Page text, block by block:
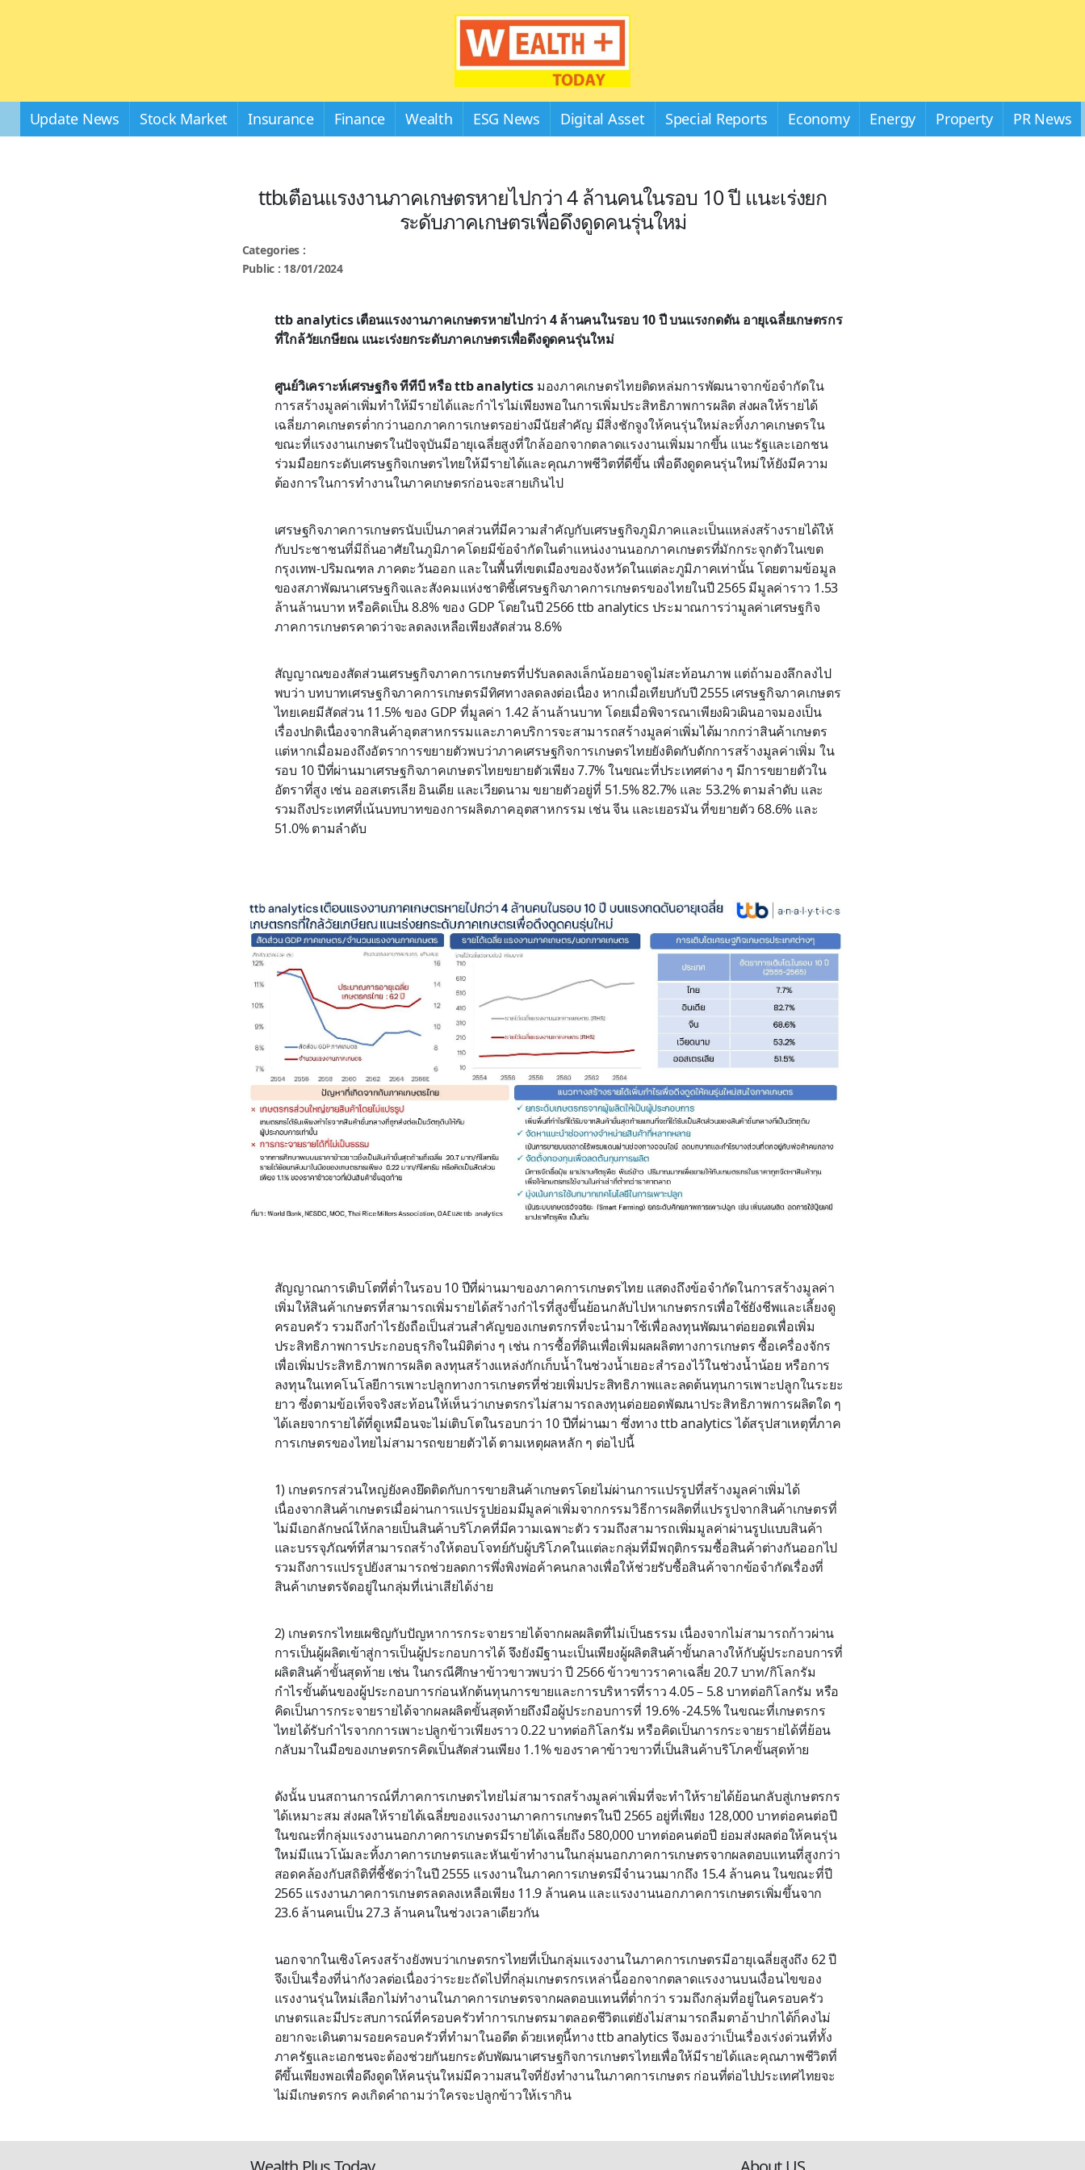
Update News Stock Market Insurance Finance Wealth ESG News Digital Asset Special Reports Economy Energy Property PR News
ttbเตือนแรงงานภาคเกษตรหายไปกว่า 4 ล้านคนในรอบ 10 ปี แนะเร่งยก
ระดับภาคเกษตรเพื่อดึงดูดคนรุ่นใหม่
Categories :
Public : 18/01/2024
ttb analytics เตือนแรงงานภาคเกษตรหายไปกว่า 4 ล้านคนในรอบ 10 ปี บนแรงกดดันอายุเฉลี่ยเกษตรกร
ที่ใกล้วัยเกษียณ แนะเร่งยกระดับภาคเกษตรเพื่อดึงดูดคนรุ่นใหม่
ศูนย์วิเคราะห์เศรษฐกิจ ทีทีบี หรือ ttb analytics มองภาคเกษตรไทยติดหล่มการพัฒนาจากข้อจำกัดใน
การสร้างมูลค่าเพิ่มทำให้มีรายได้และกำไรไม่เพียงพอในการเพิ่มประสิทธิภาพการผลิต ส่งผลให้รายได้
เฉลี่ยภาคเกษตรต่ำกว่านอกภาคการเกษตรอย่างมีนัยสำคัญ มีสิ่งชักจูงให้คนรุ่นใหม่ละทิ้งภาคเกษตรใน
ขณะที่แรงงานเกษตรในปัจจุบันมีอายุเฉลี่ยสูงที่ใกล้ออกจากตลาดแรงงานเพิ่มมากขึ้น แนะรัฐและเอกชน
ร่วมมือยกระดับเศรษฐกิจเกษตรไทยให้มีรายได้และคุณภาพชีวิตที่ดีขึ้น เพื่อดึงดูดคนรุ่นใหม่ให้ยังมีความ
ต้องการในการทำงานในภาคเกษตรก่อนจะสายเกินไป
เศรษฐกิจภาคการเกษตรนับเป็นภาคส่วนที่มีความสำคัญกับเศรษฐกิจภูมิภาคและเป็นแหล่งสร้างรายได้ให้
กับประชาชนที่มีถิ่นอาศัยในภูมิภาคโดยมีข้อจำกัดในตำแหน่งงานนอกภาคเกษตรที่มักกระจุกตัวในเขต
กรุงเทพ-ปริมณฑล ภาคตะวันออก และในพื้นที่เขตเมืองของจังหวัดในแต่ละภูมิภาคเท่านั้น โดยตามข้อมูล
ของสภาพัฒนาเศรษฐกิจและสังคมแห่งชาติชี้เศรษฐกิจภาคการเกษตรของไทยในปี 2565 มีมูลค่าราว 1.53
ล้านล้านบาท หรือคิดเป็น 8.8% ของ GDP โดยในปี 2566 ttb analytics ประมาณการว่ามูลค่าเศรษฐกิจ
ภาคการเกษตรคาดว่าจะลดลงเหลือเพียงสัดส่วน 8.6%
สัญญาณของสัดส่วนเศรษฐกิจภาคการเกษตรที่ปรับลดลงเล็กน้อยอาจดูไม่สะท้อนภาพ แต่ถ้ามองลึกลงไป
พบว่า บทบาทเศรษฐกิจภาคการเกษตรมีทิศทางลดลงต่อเนื่อง หากเมื่อเทียบกับปี 2555 เศรษฐกิจภาคเกษตร
ไทยเคยมีสัดส่วน 11.5% ของ GDP ที่มูลค่า 1.42 ล้านล้านบาท โดยเมื่อพิจารณาเพียงผิวเผินอาจมองเป็น
เรื่องปกติเนื่องจากสินค้าอุตสาหกรรมและภาคบริการจะสามารถสร้างมูลค่าเพิ่มได้มากกว่าสินค้าเกษตร
แต่หากเมื่อมองถึงอัตราการขยายตัวพบว่าภาคเศรษฐกิจการเกษตรไทยยังติดกับดักการสร้างมูลค่าเพิ่ม ใน
รอบ 10 ปีที่ผ่านมาเศรษฐกิจภาคเกษตรไทยขยายตัวเพียง 7.7% ในขณะที่ประเทศต่าง ๆ มีการขยายตัวใน
อัตราที่สูง เช่น ออสเตรเลีย อินเดีย และเวียดนาม ขยายตัวอยู่ที่ 51.5% 82.7% และ 53.2% ตามลำดับ และ
รวมถึงประเทศที่เน้นบทบาทของการผลิตภาคอุตสาหกรรม เช่น จีน และเยอรมัน ที่ขยายตัว 68.6% และ
51.0% ตามลำดับ
สัญญาณการเติบโตที่ต่ำในรอบ 10 ปีที่ผ่านมาของภาคการเกษตรไทย แสดงถึงข้อจำกัดในการสร้างมูลค่า
เพิ่มให้สินค้าเกษตรที่สามารถเพิ่มรายได้สร้างกำไรที่สูงขึ้นย้อนกลับไปหาเกษตรกรเพื่อใช้ยังชีพและเลี้ยงดู
ครอบครัว รวมถึงกำไรยังถือเป็นส่วนสำคัญของเกษตรกรที่จะนำมาใช้เพื่อลงทุนพัฒนาต่อยอดเพื่อเพิ่ม
ประสิทธิภาพการประกอบธุรกิจในมิติต่าง ๆ เช่น การซื้อที่ดินเพื่อเพิ่มผลผลิตทางการเกษตร ซื้อเครื่องจักร
เพื่อเพิ่มประสิทธิภาพการผลิต ลงทุนสร้างแหล่งกักเก็บน้ำในช่วงน้ำเยอะสำรองไว้ในช่วงน้ำน้อย หรือการ
ลงทุนในเทคโนโลยีการเพาะปลูกทางการเกษตรที่ช่วยเพิ่มประสิทธิภาพและลดต้นทุนการเพาะปลูกในระยะ
ยาว ซึ่งตามข้อเท็จจริงสะท้อนให้เห็นว่าเกษตรกรไม่สามารถลงทุนต่อยอดพัฒนาประสิทธิภาพการผลิตใด ๆ
ได้เลยจากรายได้ที่ดูเหมือนจะไม่เติบโตในรอบกว่า 10 ปีที่ผ่านมา ซึ่งทาง ttb analytics ได้สรุปสาเหตุที่ภาค
การเกษตรของไทยไม่สามารถขยายตัวได้ ตามเหตุผลหลัก ๆ ต่อไปนี้
1) เกษตรกรส่วนใหญ่ยังคงยึดติดกับการขายสินค้าเกษตรโดยไม่ผ่านการแปรรูปที่สร้างมูลค่าเพิ่มได้
เนื่องจากสินค้าเกษตรเมื่อผ่านการแปรรูปย่อมมีมูลค่าเพิ่มจากกรรมวิธีการผลิตที่แปรรูปจากสินค้าเกษตรที่
ไม่มีเอกลักษณ์ให้กลายเป็นสินค้าบริโภคที่มีความเฉพาะตัว รวมถึงสามารถเพิ่มมูลค่าผ่านรูปแบบสินค้า
และบรรจุภัณฑ์ที่สามารถสร้างให้ตอบโจทย์กับผู้บริโภคในแต่ละกลุ่มที่มีพฤติกรรมซื้อสินค้าต่างกันออกไป
รวมถึงการแปรรูปยังสามารถช่วยลดการพึ่งพิงพ่อค้าคนกลางเพื่อให้ช่วยรับซื้อสินค้าจากข้อจำกัดเรื่องที่
สินค้าเกษตรจัดอยู่ในกลุ่มที่เน่าเสียได้ง่าย
2) เกษตรกรไทยเผชิญกับปัญหาการกระจายรายได้จากผลผลิตที่ไม่เป็นธรรม เนื่องจากไม่สามารถก้าวผ่าน
การเป็นผู้ผลิตเข้าสู่การเป็นผู้ประกอบการได้ จึงยังมีฐานะเป็นเพียงผู้ผลิตสินค้าขั้นกลางให้กับผู้ประกอบการที่
ผลิตสินค้าขั้นสุดท้าย เช่น ในกรณีศึกษาข้าวขาวพบว่า ปี 2566 ข้าวขาวราคาเฉลี่ย 20.7 บาท/กิโลกรัม
กำไรขั้นต้นของผู้ประกอบการก่อนหักต้นทุนการขายและการบริหารที่ราว 4.05 – 5.8 บาทต่อกิโลกรัม หรือ
คิดเป็นการกระจายรายได้จากผลผลิตขั้นสุดท้ายถึงมือผู้ประกอบการที่ 19.6% -24.5% ในขณะที่เกษตรกร
ไทยได้รับกำไรจากการเพาะปลูกข้าวเพียงราว 0.22 บาทต่อกิโลกรัม หรือคิดเป็นการกระจายรายได้ที่ย้อน
กลับมาในมือของเกษตรกรคิดเป็นสัดส่วนเพียง 1.1% ของราคาข้าวขาวที่เป็นสินค้าบริโภคขั้นสุดท้าย
ดังนั้น บนสถานการณ์ที่ภาคการเกษตรไทยไม่สามารถสร้างมูลค่าเพิ่มที่จะทำให้รายได้ย้อนกลับสู่เกษตรกร
ได้เหมาะสม ส่งผลให้รายได้เฉลี่ยของแรงงานภาคการเกษตรในปี 2565 อยู่ที่เพียง 128,000 บาทต่อคนต่อปี
ในขณะที่กลุ่มแรงงานนอกภาคการเกษตรมีรายได้เฉลี่ยถึง 580,000 บาทต่อคนต่อปี ย่อมส่งผลต่อให้คนรุ่น
ใหม่มีแนวโน้มละทิ้งภาคการเกษตรและหันเข้าทำงานในกลุ่มนอกภาคการเกษตรจากผลตอบแทนที่สูงกว่า
สอดคล้องกับสถิติที่ชี้ชัดว่าในปี 2555 แรงงานในภาคการเกษตรมีจำนวนมากถึง 15.4 ล้านคน ในขณะที่ปี
2565 แรงงานภาคการเกษตรลดลงเหลือเพียง 11.9 ล้านคน และแรงงานนอกภาคการเกษตรเพิ่มขึ้นจาก
23.6 ล้านคนเป็น 27.3 ล้านคนในช่วงเวลาเดียวกัน
นอกจากในเชิงโครงสร้างยังพบว่าเกษตรกรไทยที่เป็นกลุ่มแรงงานในภาคการเกษตรมีอายุเฉลี่ยสูงถึง 62 ปี
จึงเป็นเรื่องที่น่ากังวลต่อเนื่องว่าระยะถัดไปที่กลุ่มเกษตรกรเหล่านี้ออกจากตลาดแรงงานบนเงื่อนไขของ
แรงงานรุ่นใหม่เลือกไม่ทำงานในภาคการเกษตรจากผลตอบแทนที่ต่ำกว่า รวมถึงกลุ่มที่อยู่ในครอบครัว
เกษตรและมีประสบการณ์ที่ครอบครัวทำการเกษตรมาตลอดชีวิตแต่ยังไม่สามารถลืมตาอ้าปากได้ก็คงไม่
อยากจะเดินตามรอยครอบครัวที่ทำมาในอดีต ด้วยเหตุนี้ทาง ttb analytics จึงมองว่าเป็นเรื่องเร่งด่วนที่ทั้ง
ภาครัฐและเอกชนจะต้องช่วยกันยกระดับพัฒนาเศรษฐกิจการเกษตรไทยเพื่อให้มีรายได้และคุณภาพชีวิตที่
ดีขึ้นเพียงพอเพื่อดึงดูดให้คนรุ่นใหม่มีความสนใจที่ยังทำงานในภาคการเกษตร ก่อนที่ต่อไปประเทศไทยจะ
ไม่มีเกษตรกร คงเกิดคำถามว่าใครจะปลูกข้าวให้เรากิน